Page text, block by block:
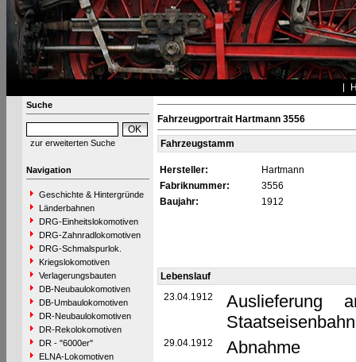
Suche
zur erweiterten Suche
Navigation
Geschichte & Hintergründe
Länderbahnen
DRG-Einheitslokomotiven
DRG-Zahnradlokomotiven
DRG-Schmalspurlok.
Kriegslokomotiven
Verlagerungsbauten
DB-Neubaulokomotiven
DB-Umbaulokomotiven
DR-Neubaulokomotiven
DR-Rekolokomotiven
DR - "6000er"
ELNA-Lokomotiven
Fahrzeugportrait Hartmann 3556
Fahrzeugstamm
Hersteller:
Hartmann
Fabriknummer:
3556
Baujahr:
1912
Lebenslauf
23.04.1912
Auslieferung
29.04.1912 Abnahme